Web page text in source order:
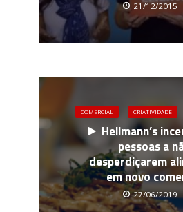
21/12/2015
COMERCIAL CRIATIVIDADE
Hellmann’s
pessoas a
desperdiçarem
em novo
27/06/2019